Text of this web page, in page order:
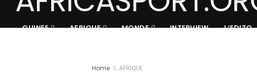
GUINEE AFRIQUE MONDE INTERVIEW L’EDITO
Home AFRIQUE